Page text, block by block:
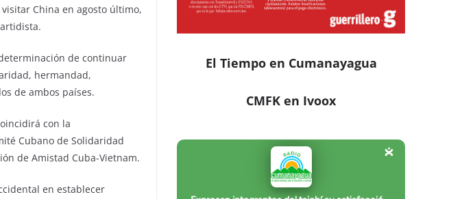
China en agosto último,
de continuar
hermandad,
de ambos países.
con la
Cubano de Solidaridad
de Amistad Cuba-Vietnam.
en establecer
El Tiempo en Cumanayagua
CMFK en Ivoox